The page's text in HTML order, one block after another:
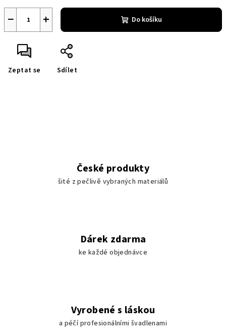
+
− Do košíku
Zeptat se Sdílet
České produkty
šité z pečlivě vybraných materiálů
Dárek zdarma
ke každé objednávce
Vyrobené s láskou
a péčí profesionálními švadlenami